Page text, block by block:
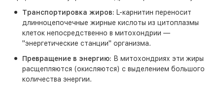
Транспортировка жиров: L-карнитин переносит
длинноцепочечные жирные кислоты из цитоплазмы
клеток непосредственно в митохондрии —
"энергетические станции" организма.
Превращение в энергию: В митохондриях эти жиры
расщепляются (окисляются) с выделением большого
количества энергии.